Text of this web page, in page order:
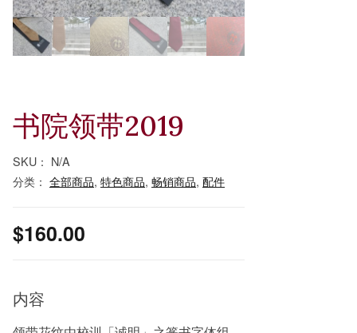
书院领带2019
SKU： N/A
分类： 全部商品, 特色商品, 畅销商品, 配件
$160.00
内容